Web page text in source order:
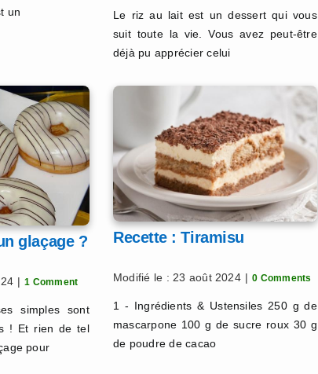
un
Le riz au lait est un dessert qui vous
suit toute la vie. Vous avez peut-être
déjà pu apprécier celui
glaçage ?
| 1 Comment
simples sont
! Et rien de tel
pour
Recette : Tiramisu
Modifié le : 23 août 2024 | 0 Comments
1 - Ingrédients & Ustensiles 250 g de
mascarpone 100 g de sucre roux 30 g
de poudre de cacao